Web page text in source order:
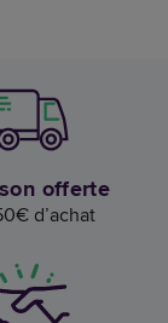
offerte
d’achat